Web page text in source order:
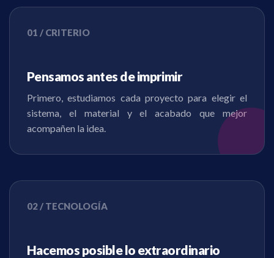
01 / CRITERIO
Pensamos antes de imprimir
Primero, estudiamos cada proyecto para elegir el
sistema, el material y el acabado que mejor
acompañen la idea.
02 / TECNOLOGÍA
Hacemos posible lo extraordinario